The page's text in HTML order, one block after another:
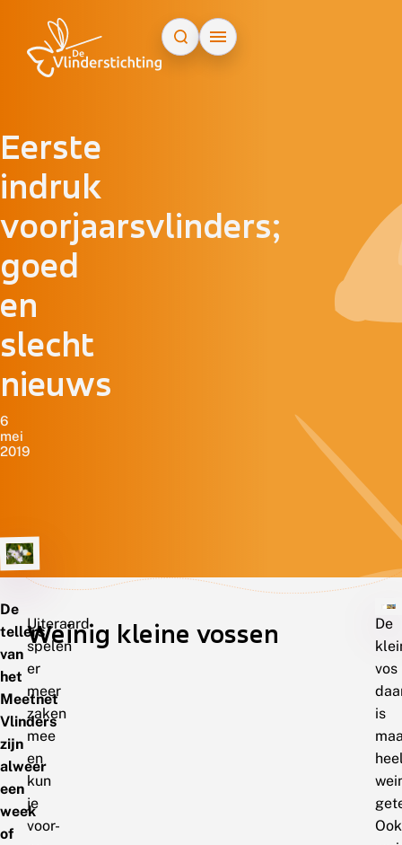
Eerste
indruk
voorjaarsvlinders;
goed
en
slecht
nieuws
6
mei
2019
De
tellers
van
het
Meetnet
Vlinders
zijn
alweer
een
week
of
Uiteraard
spelen
er
meer
zaken
mee
en
kun
je
voor-
Weinig kleine vossen
De
vos
is
Ook